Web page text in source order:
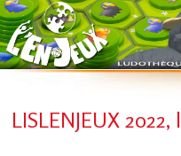
Skip
to
content
Jeux
LISLENJEUX